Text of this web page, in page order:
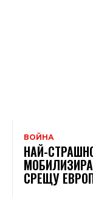
ВОЙНА
НАЙ-
СРЕЩУ